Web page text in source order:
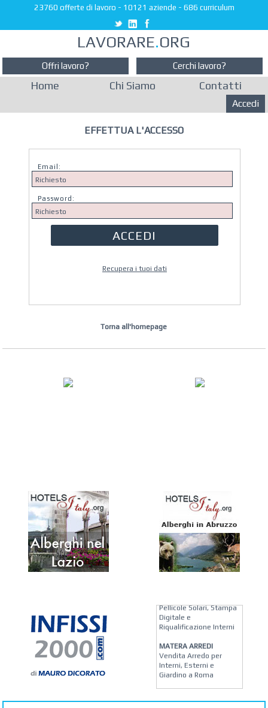
23760 offerte di lavoro - 10121 aziende - 686 curriculum
LAVORARE.ORG
Offri lavoro? Cerchi lavoro?
Home Chi Siamo Contatti
Accedi
EFFETTUA L'ACCESSO
Email:
Password:
Recupera i tuoi dati
Torna all'homepage
Pellicole Solari, Stampa
Digitale e
Riqualificazione Interni
MATERA ARREDI
Vendita Arredo per
Interni, Esterni e
Giardino a Roma
Antonella Micci,